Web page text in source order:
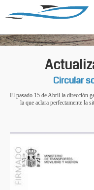
Circular
El pasado 15 de Abril la dirección
la que aclara perfectamente la